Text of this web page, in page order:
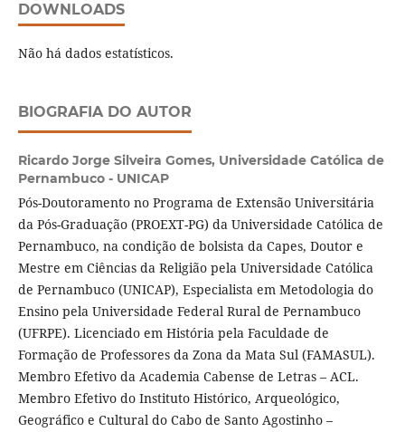
DOWNLOADS
Não há dados estatísticos.
BIOGRAFIA DO AUTOR
Ricardo Jorge Silveira Gomes, Universidade Católica de
Pernambuco - UNICAP
Pós-Doutoramento no Programa de Extensão Universitária
da Pós-Graduação (PROEXT-PG) da Universidade Católica de
Pernambuco, na condição de bolsista da Capes, Doutor e
Mestre em Ciências da Religião pela Universidade Católica
de Pernambuco (UNICAP), Especialista em Metodologia do
Ensino pela Universidade Federal Rural de Pernambuco
(UFRPE). Licenciado em História pela Faculdade de
Formação de Professores da Zona da Mata Sul (FAMASUL).
Membro Efetivo da Academia Cabense de Letras – ACL.
Membro Efetivo do Instituto Histórico, Arqueológico,
Geográfico e Cultural do Cabo de Santo Agostinho –